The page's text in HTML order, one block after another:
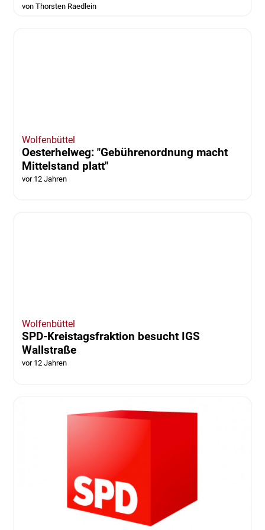
Till Eulenspiegel fordert Geld vom Land
vor 12 Jahren
Wolfenbüttel
Ein Friedhof für die Katz'?
vor 12 Jahren